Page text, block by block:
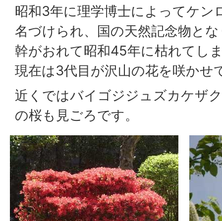
昭和3年に理学博士によってケン
名づけられ、国の天然記念物と
幹がおれて昭和45年に枯れてし
現在は3代目が沢山の花を咲かせ
近くではバイゴジジュズカケザ
の桜も見ごろです。